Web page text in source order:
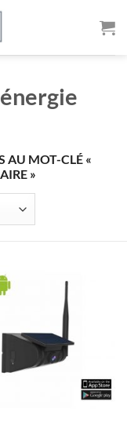
AU MOT-CLÉ «
»